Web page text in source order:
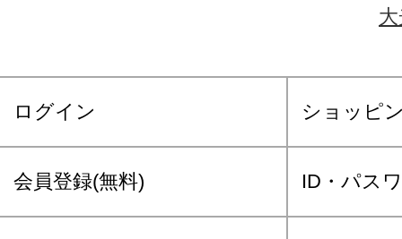
ログイン ショッピ
会員登録(無料) ID・パス